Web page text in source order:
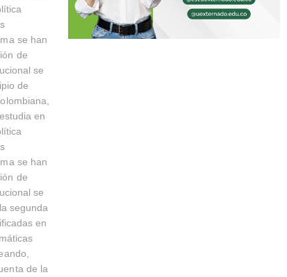
se han
de
se
de
en
se han
de
se
segunda
en
de la